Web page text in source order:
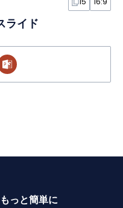
ライド
っと簡単に